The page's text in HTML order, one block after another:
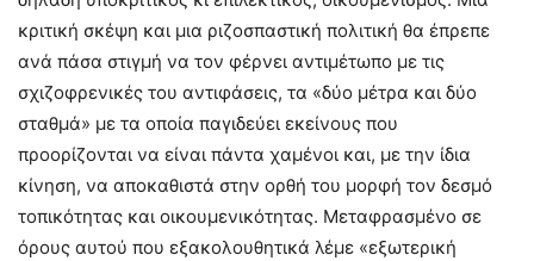
κριτική σκέψη και μια ριζοσπαστική πολιτική θα έπρεπε
ανά πάσα στιγμή να τον φέρνει αντιμέτωπο με τις
σχιζοφρενικές του αντιφάσεις, τα «δύο μέτρα και δύο
σταθμά» με τα οποία παγιδεύει εκείνους που
προορίζονται να είναι πάντα χαμένοι και, με την ίδια
κίνηση, να αποκαθιστά στην ορθή του μορφή τον δεσμό
τοπικότητας και οικουμενικότητας. Μεταφρασμένο σε
όρους αυτού που εξακολουθητικά λέμε «εξωτερική